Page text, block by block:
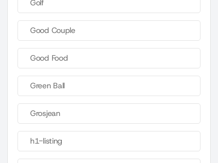
Golf
Good Couple
Good Food
Green Ball
Grosjean
h1-listing